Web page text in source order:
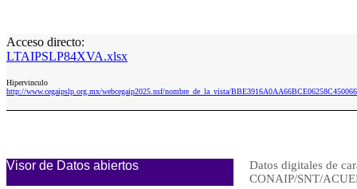
Acceso directo:
LTAIPSLP84XVA.xlsx
Hipervinculo
http://www.cegaipslp.org.mx/webcegaip2025.nsf/nombre_de_la_vista/
Visor de Datos abiertos
Datos digitales de
CONAIP/SNT/